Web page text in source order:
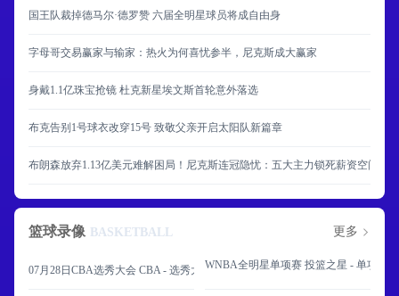
国王队裁掉德马尔·德罗赞 六届全明星球员将成自由身
字母哥交易赢家与输家：热火为何喜忧参半，尼克斯成大赢家
身戴1.1亿珠宝抢镜 杜克新星埃文斯首轮意外落选
布克告别1号球衣改穿15号 致敬父亲开启太阳队新篇章
布朗森放弃1.13亿美元难解困局！尼克斯连冠隐忧：五大主力锁死薪资空间
篮球录像 BASKETBALL 更多
07月28日CBA选秀大会 CBA - 选秀大会 全场录像WNBA全明星单项赛 投篮之星 - 单项赛